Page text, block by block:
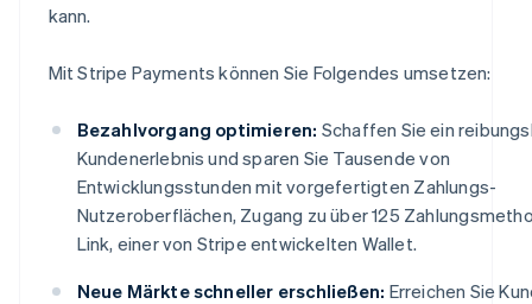
kann.
Mit Stripe Payments können Sie Folgendes umsetzen:
Bezahlvorgang optimieren: Schaffen Sie ein
Kundenerlebnis und sparen Sie Tausende von
Entwicklungsstunden mit vorgefertigten Zahlungs-
Nutzeroberflächen, Zugang zu über 125
Link, einer von Stripe entwickelten Wallet.
Neue Märkte schneller erschließen: Erreichen Sie